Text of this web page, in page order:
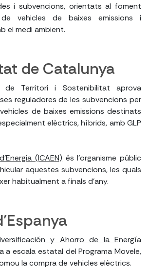
i subvencions, orientats al foment
vehicles de baixes emissions i
el medi ambient.
de Catalunya
de Territori i Sostenibilitat aprova
reguladores de les subvencions per
de baixes emissions destinats
elèctrics, híbrids, amb GLP
(ICAEN) és l'organisme públic
aquestes subvencions, les quals
habitualment a finals d'any.
y Ahorro de la Energía
a escala estatal del Programa Movele,
la compra de vehicles elèctrics.